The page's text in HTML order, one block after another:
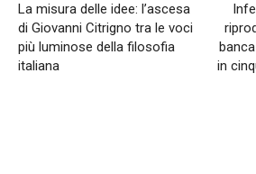
La misura delle idee: l’ascesa
di Giovanni Citrigno tra le voci
più luminose della filosofia
italiana
in